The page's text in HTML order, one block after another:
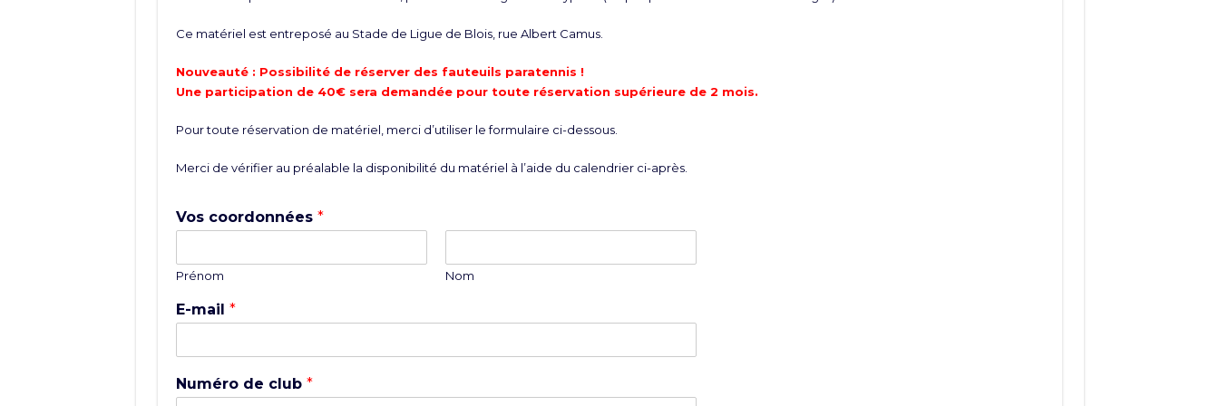
Ce matériel est entreposé au Stade de Ligue de Blois, rue Albert Camus.
Nouveauté : Possibilité de réserver des fauteuils paratennis !
Une participation de 40€ sera demandée pour toute réservation supérieure de 2 mois.
Pour toute réservation de matériel, merci d’utiliser le formulaire ci-dessous.
Merci de vérifier au préalable la disponibilité du matériel à l’aide du calendrier ci-après.
Vos coordonnées *
Prénom Nom
E-mail *
Numéro de club *